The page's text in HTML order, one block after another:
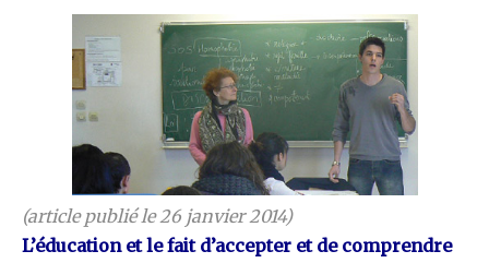
(article publié le 26 janvier 2014)
L’éducation et le fait d’accepter et de comprendre